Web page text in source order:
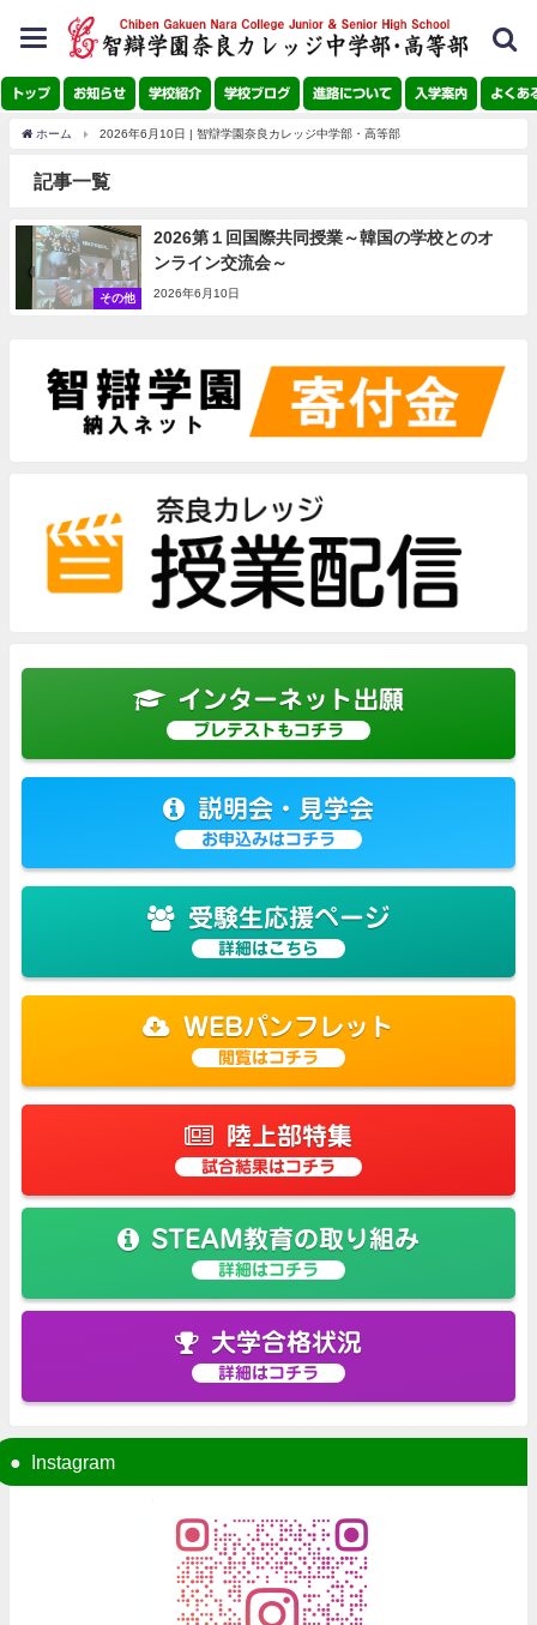
toggle
navigation
トップ お知らせ 学校紹介 学校ブログ 進路について 入学案内 よくあ
ホーム 2026年6月10日 | 智辯学園奈良カレッジ中学部・高等部
記事一覧
その他
2026第１回国際共同授業～韓国の学校とのオ
ンライン交流会～
2026年6月10日
インターネット出願
プレテストもコチラ
説明会・見学会
お申込みはコチラ
受験生応援ページ
詳細はこちら
WEBパンフレット
閲覧はコチラ
陸上部特集
試合結果はコチラ
STEAM教育の取り組み
詳細はコチラ
大学合格状況
詳細はコチラ
Instagram